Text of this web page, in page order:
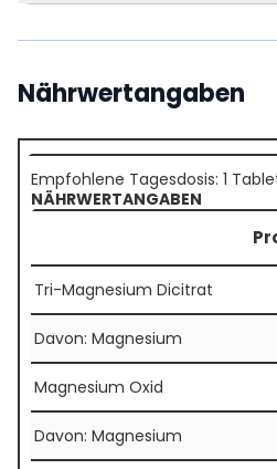
Nährwertangaben
Empfohlene Tagesdosis: 1
NÄHRWERTANGABEN
Tri-Magnesium Dicitrat
Davon: Magnesium
Magnesium Oxid
Davon: Magnesium